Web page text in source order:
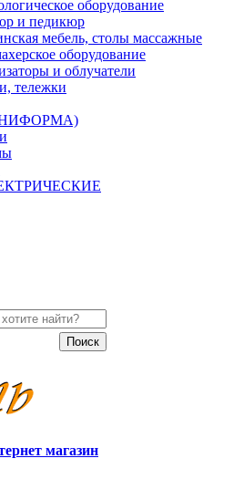
оборудование
и педикюр
мебель, столы массажные
оборудование
и облучатели
тележки
магазин